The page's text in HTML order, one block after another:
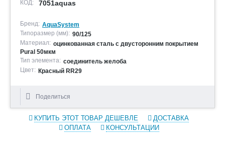
КОД: 7051aquas
Бренд: AquaSystem
Типоразмер (мм): 90/125
Материал: оцинкованная сталь с двусторонним покрытием
Pural 50мкм
Тип элемента: соединитель желоба
Цвет: Красный RR29
Поделиться
КУПИТЬ ЭТОТ ТОВАР ДЕШЕВЛЕ
ДОСТАВКА
ОПЛАТА
КОНСУЛЬТАЦИИ